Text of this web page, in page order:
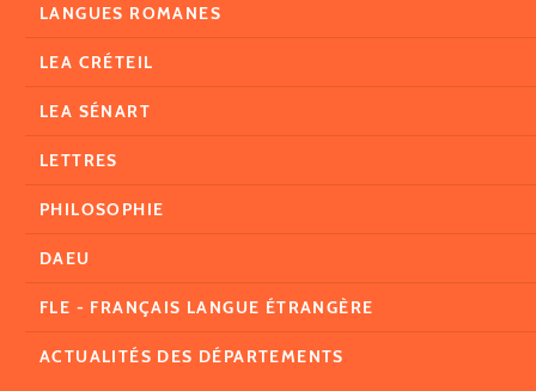
LANGUES ROMANES
LEA CRÉTEIL
LEA SÉNART
LETTRES
PHILOSOPHIE
DAEU
FLE - FRANÇAIS LANGUE ÉTRANGÈRE
ACTUALITÉS DES DÉPARTEMENTS